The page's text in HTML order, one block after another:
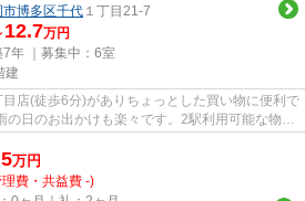
市博多区千代 １丁目21-7
12.7万円
年 ｜募集中： 6室
建
店(徒歩6分)がありちょっとした買い物に便利で
日のお出かけも楽々です。2駅利用可能な物件
万円
費・共益費 -)